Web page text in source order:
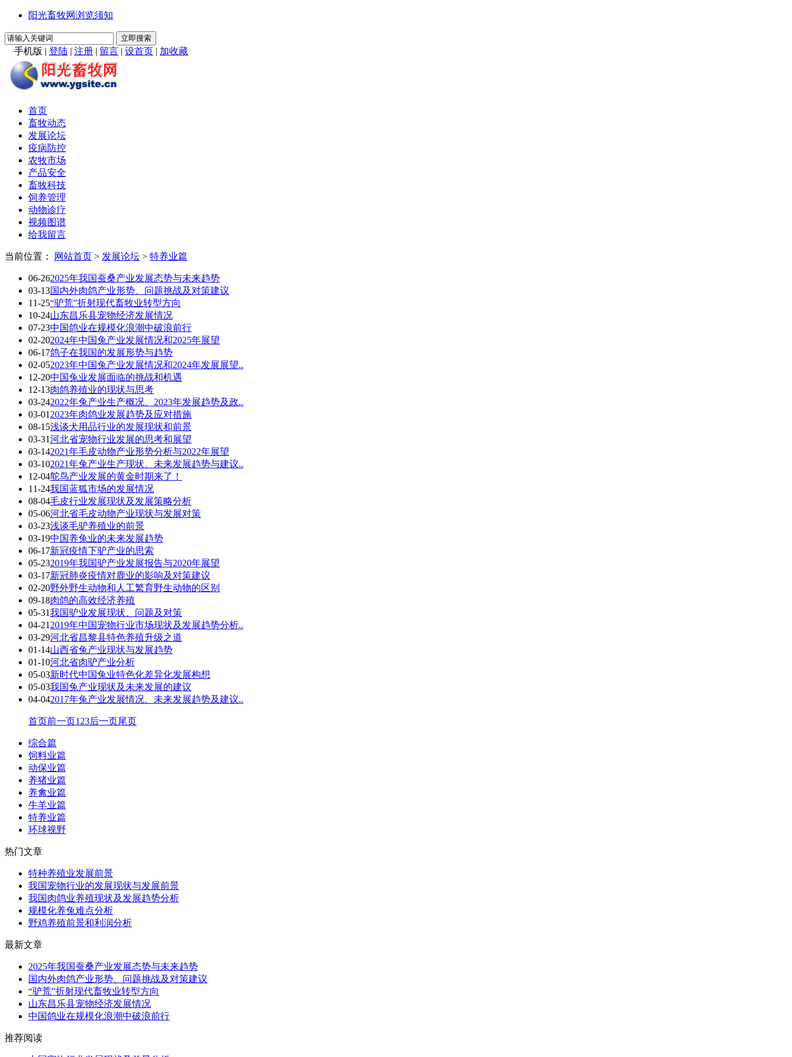
阳光畜牧网浏览须知
手机版 | 登陆 | 注册 | 留言 | 设首页 | 加收藏
首页
畜牧动态
发展论坛
疫病防控
农牧市场
产品安全
畜牧科技
饲养管理
动物诊疗
视频图谱
给我留言
当前位置： 网站首页 > 发展论坛 > 特养业篇
06-262025年我国蚕桑产业发展态势与未来趋势
03-13国内外肉鸽产业形势、问题挑战及对策建议
11-25“驴荒”折射现代畜牧业转型方向
10-24山东昌乐县宠物经济发展情况
07-23中国鸽业在规模化浪潮中破浪前行
02-202024年中国兔产业发展情况和2025年展望
06-17鸽子在我国的发展形势与趋势
02-052023年中国兔产业发展情况和2024年发展展望..
12-20中国兔业发展面临的挑战和机遇
12-13肉鸽养殖业的现状与思考
03-242022年兔产业生产概况、2023年发展趋势及政..
03-01 2023年肉鸽业发展趋势及应对措施
08-15浅谈犬用品行业的发展现状和前景
03-31河北省宠物行业发展的思考和展望
03-142021年毛皮动物产业形势分析与2022年展望
03-102021年兔产业生产现状、未来发展趋势与建议..
12-04鸵鸟产业发展的黄金时期来了！
11-24我国蓝狐市场的发展情况
08-04毛皮行业发展现状及发展策略分析
05-06河北省毛皮动物产业现状与发展对策
03-23浅谈毛驴养殖业的前景
03-19中国养兔业的未来发展趋势
06-17新冠疫情下驴产业的思索
05-232019年我国驴产业发展报告与2020年展望
03-17新冠肺炎疫情对鹿业的影响及对策建议
02-20野外野生动物和人工繁育野生动物的区别
09-18肉鸽的高效经济养殖
05-31我国驴业发展现状、问题及对策
04-21 2019年中国宠物行业市场现状及发展趋势分析..
03-29河北省昌黎县特色养殖升级之道
01-14山西省兔产业现状与发展趋势
01-10河北省肉驴产业分析
05-03新时代中国兔业特色化差异化发展构想
05-03我国兔产业现状及未来发展的建议
04-042017年兔产业发展情况、未来发展趋势及建议..
首页前一页1 23后一页尾页
综合篇
饲料业篇
动保业篇
养猪业篇
养禽业篇
牛羊业篇
特养业篇
环球视野
热门文章
特种养殖业发展前景
我国宠物行业的发展现状与发展前景
我国肉鸽业养殖现状及发展趋势分析
规模化养兔难点分析
野鸡养殖前景和利润分析
最新文章
2025年我国蚕桑产业发展态势与未来趋势
国内外肉鸽产业形势、问题挑战及对策建议
“驴荒”折射现代畜牧业转型方向
山东昌乐县宠物经济发展情况
中国鸽业在规模化浪潮中破浪前行
推荐阅读